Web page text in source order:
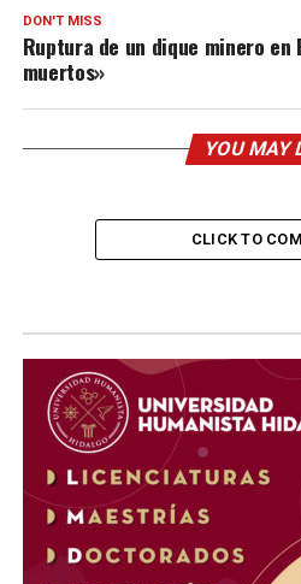
DON'T MISS
Ruptura de un dique minero
muertos»
YOU MAY
CLICK TO